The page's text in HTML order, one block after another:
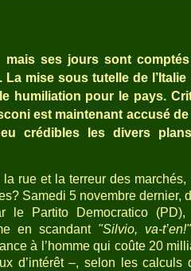
mais ses jours sont
mise sous tutelle de
humiliation pour le pays.
est maintenant accusé de
crédibles les divers
rue et la terreur des
Samedi 5 novembre dernier,
le Partito Democratico
en scandant "Silvio, va-
à l’homme qui coûte 20
d’intérêt –, selon les calculs